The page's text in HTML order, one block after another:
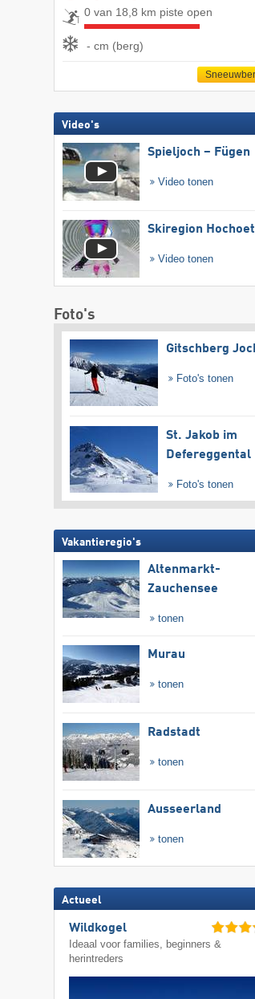
0 van 18,8 km piste open
- cm (berg)
Video's
Spieljoch – Fügen
Video tonen
Skiregion
Video tonen
Foto's
Gitschberg
Foto's tonen
St. Jakob im
Defereggental
Foto's tonen
Vakantieregio's
Altenmarkt-
Zauchensee
tonen
Murau
tonen
Radstadt
tonen
Ausseerland
tonen
Actueel
Wildkogel
Ideaal voor families, beginners &
herintreders